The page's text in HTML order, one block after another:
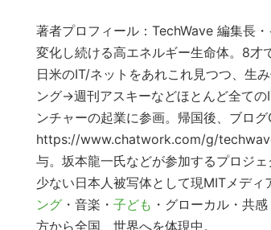
著者プロフィール：TechWave 編集長
変化し続ける高エネルギー生命体。8才
日米のIT/ネットをあれこれ見つつ、生
ング→週刊アスキーなどほとんど全て
ンチャーの起業に参画。帰国後、ブロ
https://www.chatwork.com/g/
与。坂本龍一氏などが参加するプロジ
少ない日本人被写体として現MITメデ
ング ・音楽・ 子ども ・グローカル・共
方から全国、世界へを体現中。